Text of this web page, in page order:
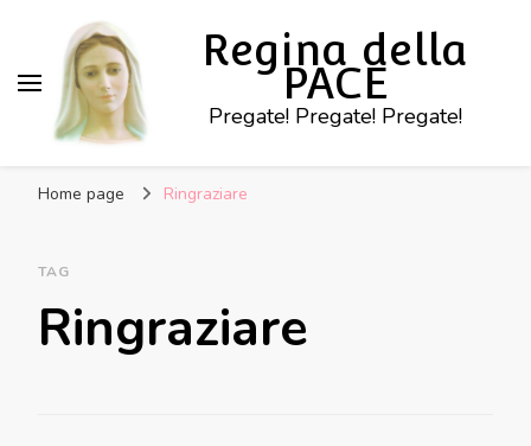
Regina della
PACE
Pregate! Pregate! Pregate!
Home page Ringraziare
TAG
Ringraziare